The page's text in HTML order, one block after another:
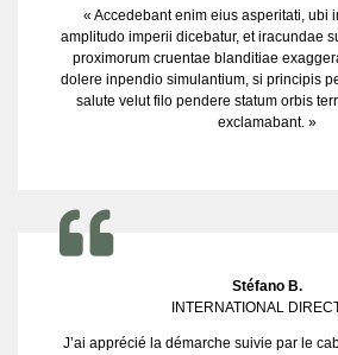
« Accedebant enim eius asperitati, ubi
amplitudo imperii dicebatur, et iracundae
proximorum cruentae blanditiae
dolere inpendio simulantium, si principis
salute velut filo pendere statum orbis
exclamabant. »
Stéfano B.
INTERNATIONAL
J’ai apprécié la démarche suivie par le